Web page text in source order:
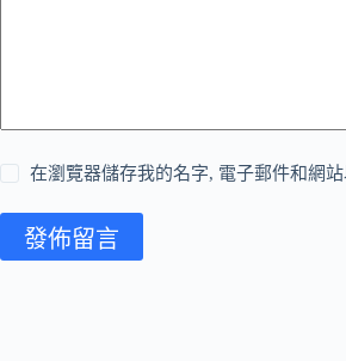
在瀏覽器儲存我的名字, 電子郵件和網
發佈留言